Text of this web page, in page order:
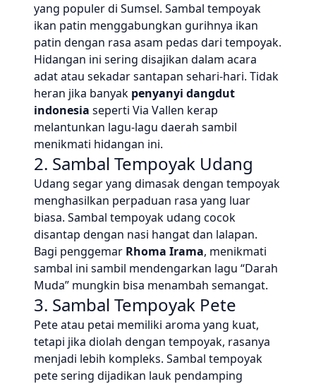
yang populer di Sumsel. Sambal tempoyak
ikan patin menggabungkan gurihnya ikan
patin dengan rasa asam pedas dari tempoyak.
Hidangan ini sering disajikan dalam acara
adat atau sekadar santapan sehari-hari. Tidak
heran jika banyak penyanyi dangdut
indonesia seperti Via Vallen kerap
melantunkan lagu-lagu daerah sambil
menikmati hidangan ini.
2. Sambal Tempoyak Udang
Udang segar yang dimasak dengan tempoyak
menghasilkan perpaduan rasa yang luar
biasa. Sambal tempoyak udang cocok
disantap dengan nasi hangat dan lalapan.
Bagi penggemar Rhoma Irama, menikmati
sambal ini sambil mendengarkan lagu “Darah
Muda” mungkin bisa menambah semangat.
3. Sambal Tempoyak Pete
Pete atau petai memiliki aroma yang kuat,
tetapi jika diolah dengan tempoyak, rasanya
menjadi lebih kompleks. Sambal tempoyak
pete sering dijadikan lauk pendamping